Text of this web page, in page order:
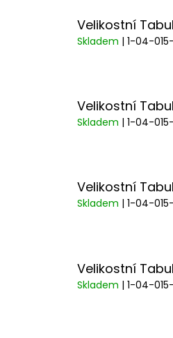
Velikostní
Skladem | 1-04-
Velikostní
Skladem | 1-04-
Velikostní
Skladem | 1-04-
Velikostní
Skladem | 1-04-